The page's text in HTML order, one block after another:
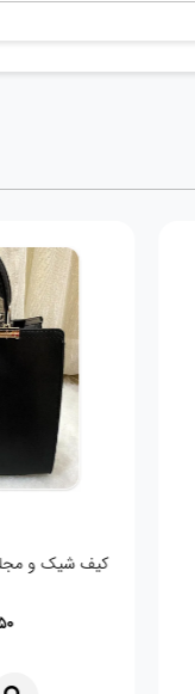
کیف شیک و مجلسی کد 03 Versach (مشکی)
1,935,750